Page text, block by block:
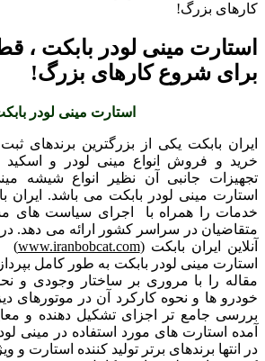
کارهای بزرگ!
استارت مینی لودر بابکت ،
برای شروع کارهای بزرگ!
استارت مینی لودر
ایران بابکت یکی از بزرگترین برندهای
خرید و فروش انواع مینی لودر و اسکید
تجهیزات جانبی آن نظیر انواع شیشه
استارت مینی لودر بابکت می باشد. ایران
خدمات را همراه با اجرای سیاست های
متقاضیان در سراسر کشور ارائه می دهد. در
آنلاین ایران بابکت (www.iranbobcat.com
)
استارت مینی لودر بابکت به طور کامل
مقاله را با مروری بر ساختار وجودی و
خودرو ها و نحوه کارکرد آن در موتورهای
بررسی جامع تر اجزای تشکیل دهنده و
آمده استارت های مورد استفاده در مینی
در انتها برندهای برتر تولید کننده استارت